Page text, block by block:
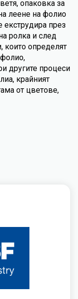
опаковка за
леене на фолио
екструдира през
ролка и след
които определят
фолио,
другите процеси
крайният
от цветове,